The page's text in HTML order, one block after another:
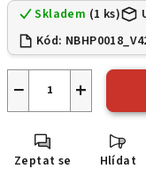
Skladem (1 ks)
Kód:
+
−
Zeptat se Hlídat